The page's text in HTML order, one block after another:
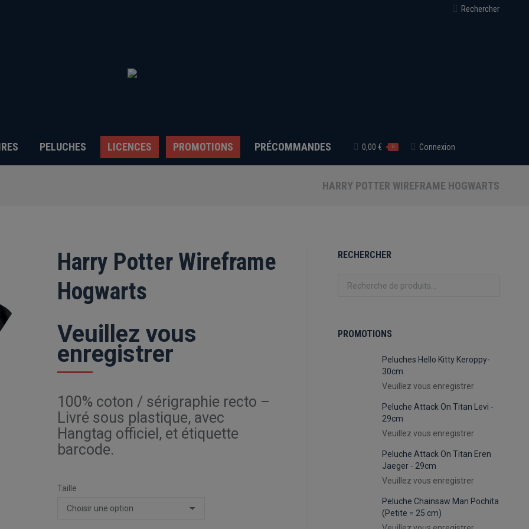
Recherche
Rechercher
PELUCHES LICENCES PROMOTIONS PRÉCOMMANDES 0,00 € 0 Connexion
HARRY POTTER WIREFRAME HOGWARTS
Harry Potter Wireframe
Hogwarts
Veuillez vous
enregistrer
100% coton / sérigraphie recto –
Livré sous plastique, avec
Hangtag officiel, et étiquette
barcode.
Taille
RECHERCHER
PROMOTIONS
Peluches Hello Kitty Keroppy-
30cm
Veuillez vous enregistrer
Peluche Attack On Titan Levi -
29cm
Veuillez vous enregistrer
Peluche Attack On Titan Eren
Jaeger - 29cm
Veuillez vous enregistrer
Peluche Chainsaw Man Pochita
(Petite = 25 cm)